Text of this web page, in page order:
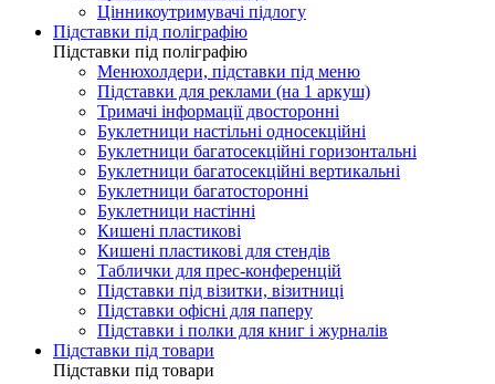
Цінникоутримувачі підлогу
Підставки під поліграфію
Підставки під поліграфію
Менюхолдери, підставки під меню
Підставки для реклами (на 1 аркуш)
Тримачі інформації двосторонні
Буклетници настільні односекційні
Буклетници багатосекційні горизонтальні
Буклетници багатосекційні вертикальні
Буклетници багатосторонні
Буклетници настінні
Кишені пластикові
Кишені пластикові для стендів
Таблички для прес-конференцій
Підставки під візитки, візитниці
Підставки офісні для паперу
Підставки і полки для книг і журналів
Підставки під товари
Підставки під товари